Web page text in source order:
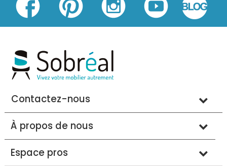
Contactez-nous
À propos de nous
Espace pros